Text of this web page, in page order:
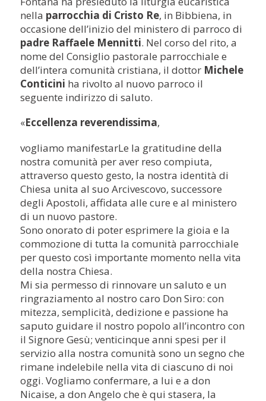
nella parrocchia di Cristo Re, in Bibbiena, in
occasione dell’inizio del ministero di parroco di
padre Raffaele Mennitti. Nel corso del rito, a
nome del Consiglio pastorale parrocchiale e
dell’intera comunità cristiana, il dottor Michele
Conticini ha rivolto al nuovo parroco il
seguente indirizzo di saluto.
«Eccellenza reverendissima,
vogliamo manifestarLe la gratitudine della
nostra comunità per aver reso compiuta,
attraverso questo gesto, la nostra identità di
Chiesa unita al suo Arcivescovo, successore
degli Apostoli, affidata alle cure e al ministero
di un nuovo pastore.
Sono onorato di poter esprimere la gioia e la
commozione di tutta la comunità parrocchiale
per questo così importante momento nella vita
della nostra Chiesa.
Mi sia permesso di rinnovare un saluto e un
ringraziamento al nostro caro Don Siro: con
mitezza, semplicità, dedizione e passione ha
saputo guidare il nostro popolo all’incontro con
il Signore Gesù; venticinque anni spesi per il
servizio alla nostra comunità sono un segno che
rimane indelebile nella vita di ciascuno di noi
oggi. Vogliamo confermare, a lui e a don
Nicaise, a don Angelo che è qui stasera, la